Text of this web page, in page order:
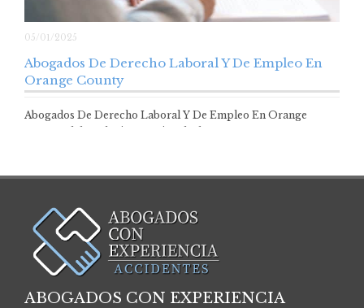
05/01/2025
Abogados De Derecho Laboral Y De Empleo En
Orange County
Abogados De Derecho Laboral Y De Empleo En Orange
County El derecho internacional y los…
ABOGADOS CON EXPERIENCIA